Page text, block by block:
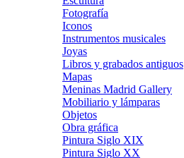
Fotografía
Iconos
Instrumentos musicales
Joyas
Libros y grabados antiguos
Mapas
Meninas Madrid Gallery
Mobiliario y lámparas
Objetos
Obra gráfica
Pintura Siglo XIX
Pintura Siglo XX